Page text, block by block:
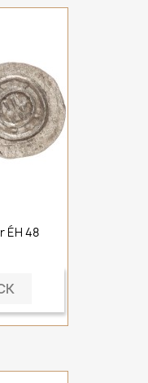
ÉH 48